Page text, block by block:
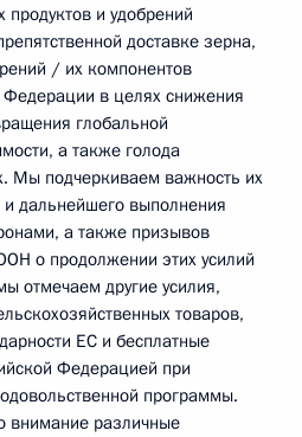
и удобрений
доставке зерна,
/ их компонентов
в целях снижения
глобальной
а также голода
Мы подчеркиваем важность их
дальнейшего выполнения
а также призывов
о продолжении этих усилий
отмечаем другие усилия,
товаров,
ЕС и бесплатные
Федерацией при
программы.
внимание различные